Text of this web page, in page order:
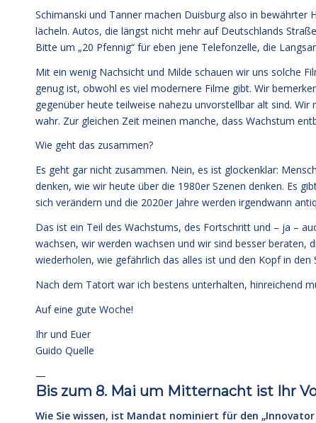
Schimanski und Tanner machen Duisburg also in
lächeln. Autos, die längst nicht mehr auf Deutschlands
Bitte um „20 Pfennig“ für eben jene Telefonzelle, die
Mit ein wenig Nachsicht und Milde schauen wir uns solche
genug ist, obwohl es viel modernere Filme gibt. Wir
gegenüber heute teilweise nahezu unvorstellbar alt sind.
wahr. Zur gleichen Zeit meinen manche, dass Wachstum
Wie geht das zusammen?
Es geht gar nicht zusammen. Nein, es ist glockenklar:
denken, wie wir heute über die 1980er Szenen denken. Es
sich verändern und die 2020er Jahre werden irgendwann
Das ist ein Teil des Wachstums, des Fortschritt und – ja –
wachsen, wir werden wachsen und wir sind besser
wiederholen, wie gefährlich das alles ist und den Kopf in den
Nach dem Tatort war ich bestens unterhalten, hinreichend
Auf eine gute Woche!
Ihr und Euer
Guido Quelle
—
Bis zum 8. Mai um Mitternacht ist Ihr
Wie Sie wissen, ist Mandat nominiert für den